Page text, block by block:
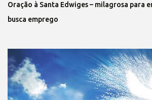
Oração à Santa Edwiges – milagrosa para
busca emprego